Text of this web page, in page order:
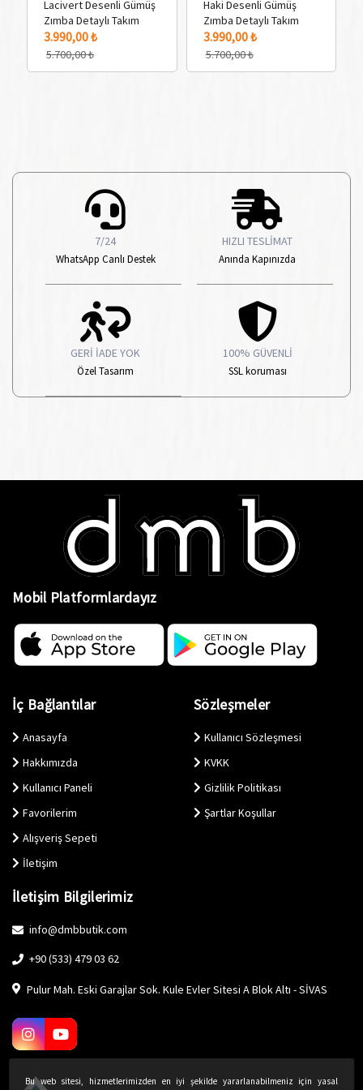
Lacivert Desenli Gümüş
Zımba Detaylı Takım
3.990,00 ₺
5.700,00 ₺
3 Adet Renk Seçeneği
Haki Desenli Gümüş
Zımba Detaylı Takım
3.990,00 ₺
5.700,00 ₺
7/24
WhatsApp Canlı Destek
HIZLI TESLİMAT
Anında Kapınızda
GERİ İADE YOK
Özel Tasarım
100% GÜVENLİ
SSL koruması
Mobil Platformlardayız
İç Bağlantılar
Anasayfa
Hakkımızda
Kullanıcı Paneli
Favorilerim
Alışveriş Sepeti
İletişim
Sözleşmeler
Kullanıcı Sözleşmesi
KVKK
Gizlilik Politikası
Şartlar Koşullar
İletişim Bilgilerimiz
info@dmbbutik.com
+90 (533) 479 03 62
Pulur Mah. Eski Garajlar Sok. Kule Evler Sitesi A Blok Altı - SİVAS
Bu web sitesi, hizmetlerimizden en iyi şekilde yararlanabilmeniz için yasal